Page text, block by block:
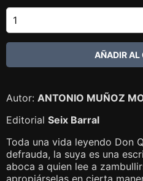
Autor: ANTONIO MUÑOZ
Editorial Seix Barral
Toda una vida leyendo Don
defrauda, la suya es una
aboca a quien lee a